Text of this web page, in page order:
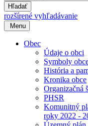
Hľadať
rozšírené vyhľadávanie
Menu
Obec
Údaje o obci
Symboly
História a
Kronika obce
Organizačná
PHSR
Komunitný
roky 2022 -